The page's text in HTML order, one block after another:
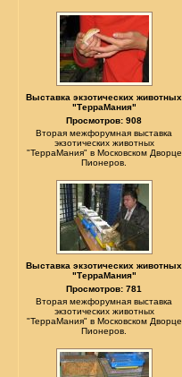
Выставка экзотических животных
"ТерраМания"
Просмотров: 908
Вторая межфорумная выставка
экзотических животных
"ТерраМания" в Московском Дворце
Пионеров.
Выставка экзотических животных
"ТерраМания"
Просмотров: 781
Вторая межфорумная выставка
экзотических животных
"ТерраМания" в Московском Дворце
Пионеров.